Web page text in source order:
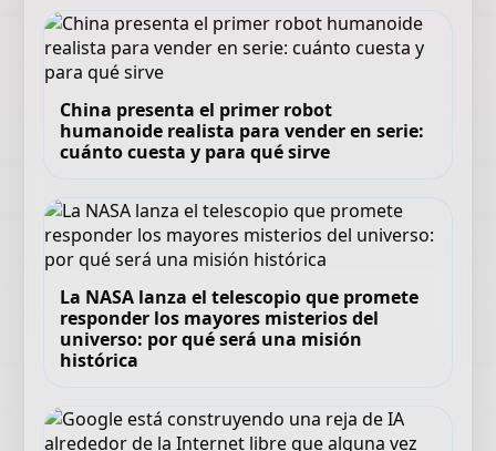
China presenta el primer robot
humanoide realista para vender en serie:
cuánto cuesta y para qué sirve
La NASA lanza el telescopio que promete
responder los mayores misterios del
universo: por qué será una misión
histórica